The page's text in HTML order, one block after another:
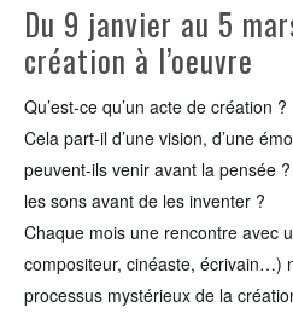
Du 9 janvier au 5
création à l’oeuvre
Qu’est-ce qu’un acte de création ?
Cela part-il d’une vision, d’une
peuvent-ils venir avant la pensée
les sons avant de les inventer ?
Chaque mois une rencontre avec
compositeur, cinéaste, écrivain…)
processus mystérieux de la